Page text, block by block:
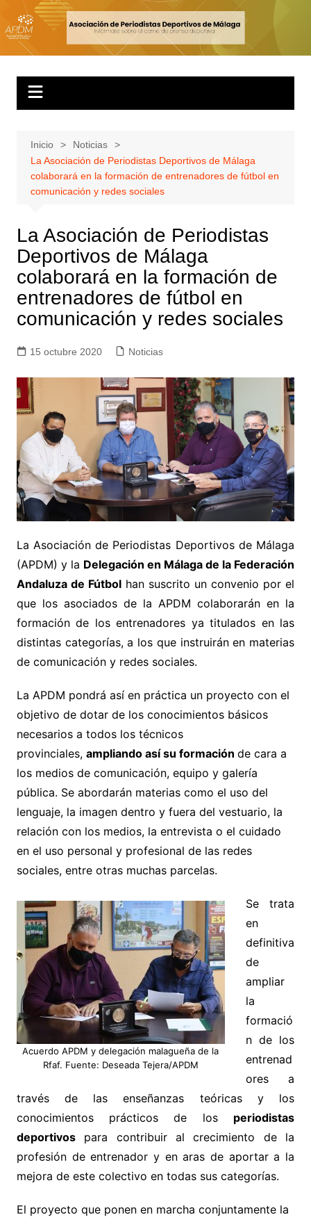
Inicio
Noticias
La Asociación de Periodistas Deportivos de Málaga
colaborará en la formación de entrenadores de fútbol en
comunicación y redes sociales
La Asociación de Periodistas
Deportivos de Málaga
colaborará en la formación de
entrenadores de fútbol en
comunicación y redes sociales
15 octubre 2020 Noticias
La Asociación de Periodistas Deportivos de Málaga
(APDM) y la Delegación en Málaga de la Federación
Andaluza de Fútbolhan suscrito un convenio por el
que los asociados de la APDM colaborarán en la
formación de los entrenadores ya titulados en las
distintas categorías, a los que instruirán en materias
de comunicación y redes sociales.
La APDM pondrá así en práctica un proyecto con el
objetivo de dotar de los conocimientos básicos
necesarios a todos los técnicos
provinciales, ampliando así su formación de cara a
los medios de comunicación, equipo y galería
pública. Se abordarán materias como el uso del
lenguaje, la imagen dentro y fuera del vestuario, la
relación con los medios, la entrevista o el cuidado
en el uso personal y profesional de las redes
sociales, entre otras muchas parcelas.
Acuerdo APDM y delegación malagueña de la
Rfaf. Fuente: Deseada Tejera/APDM
Se trata
en
definitiva
de
ampliar
la
formació
n de los
entrenad
ores a
través de las enseñanzas teóricas y los
conocimientos prácticos de los periodistas
deportivospara contribuir al crecimiento de la
profesión de entrenador y en aras de aportar a la
mejora de este colectivo en todas sus categorías.
El proyecto que ponen en marcha conjuntamente la